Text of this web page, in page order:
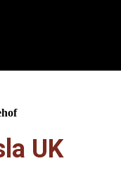
UK